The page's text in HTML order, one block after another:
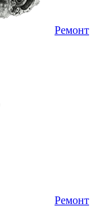
Ремонт
Ремонт